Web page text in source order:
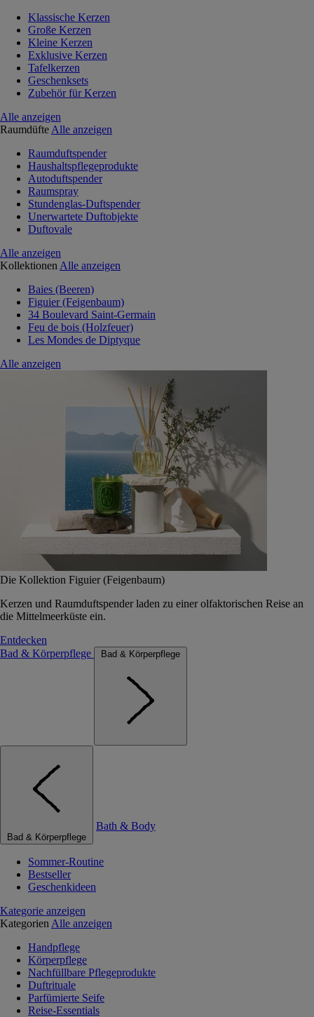
Klassische Kerzen
Große Kerzen
Kleine Kerzen
Exklusive Kerzen
Tafelkerzen
Geschenksets
Zubehör für Kerzen
Alle anzeigen
Raumdüfte Alle anzeigen
Raumduftspender
Haushaltspflegeprodukte
Autoduftspender
Raumspray
Stundenglas-Duftspender
Unerwartete Duftobjekte
Duftovale
Alle anzeigen
Kollektionen Alle anzeigen
Baies (Beeren)
Figuier (Feigenbaum)
34 Boulevard Saint-Germain
Feu de bois (Holzfeuer)
Les Mondes de Diptyque
Alle anzeigen
Die Kollektion Figuier (Feigenbaum)
Kerzen und Raumduftspender laden zu einer olfaktorischen Reise an
die Mittelmeerküste ein.
Entdecken
Bad & Körperpflege
Bad & Körperpflege
Bad & Körperpflege
Bath & Body
Sommer-Routine
Bestseller
Geschenkideen
Kategorie anzeigen
Kategorien Alle anzeigen
Handpflege
Körperpflege
Nachfüllbare Pflegeprodukte
Duftrituale
Parfümierte Seife
Reise-Essentials